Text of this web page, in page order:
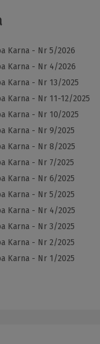
Karna - Nr 5/2026
Karna - Nr 4/2026
Karna - Nr 13/2025
Karna - Nr 11-12/2025
Karna - Nr 10/2025
Karna - Nr 9/2025
Karna - Nr 8/2025
Karna - Nr 7/2025
Karna - Nr 6/2025
Karna - Nr 5/2025
Karna - Nr 4/2025
Karna - Nr 3/2025
Karna - Nr 2/2025
Karna - Nr 1/2025